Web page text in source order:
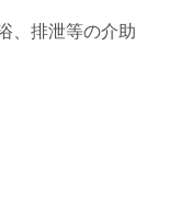
、排泄等の介助